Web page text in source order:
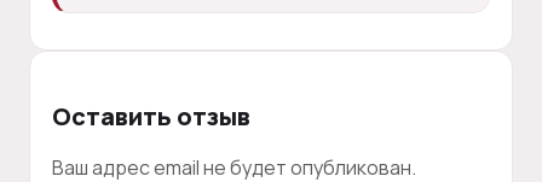
Оставить отзыв
Ваш адрес email не будет опубликован.